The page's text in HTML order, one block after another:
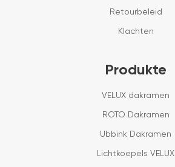
Retourbeleid
Klachten
Produkte
VELUX dakramen
ROTO Dakramen
Ubbink Dakramen
Lichtkoepels VELUX